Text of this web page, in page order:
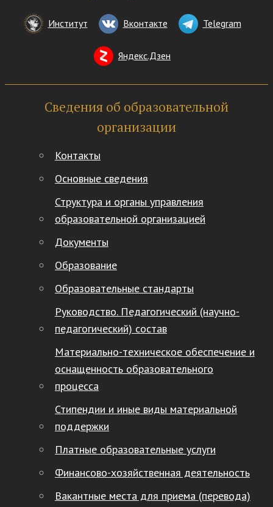
Институт Вконтакте Telegram
Яндекс.Дзен
Сведения об образовательной
организации
Контакты
Основные сведения
Структура и органы управления
образовательной организацией
Документы
Образование
Образовательные стандарты
Руководство. Педагогический (научно-
педагогический) состав
Материально-техническое обеспечение и
оснащенность образовательного
процесса
Стипендии и иные виды материальной
поддержки
Платные образовательные услуги
Финансово-хозяйственная деятельность
Вакантные места для приема (перевода)